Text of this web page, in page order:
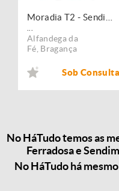
Alfandega da
Fé Bragança
Sob Consulta
No HáTudo temos as
Ferradosa e
No HáTudo há